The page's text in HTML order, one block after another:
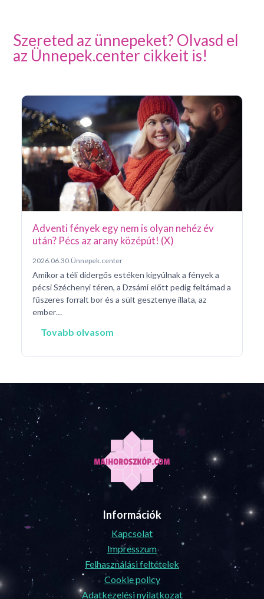
Szereted az ünnepeket? Olvasd el
az Ünnepek.center cikkeit is!
Adventi fények egy nem is olyan nehéz év
után? Pécs az arany középút! (X)
2026.06.30. Ünnepek.center
Amikor a téli didergős estéken kigyúlnak a fények a
pécsi Széchenyi téren, a Dzsámi előtt pedig feltámad a
fűszeres forralt bor és a sült gesztenye illata, az
ember…
Tovabb olvasom
Információk
Kapcsolat
Impresszum
Felhasználási feltételek
Cookie policy
Adatkezelési nyilatkozat